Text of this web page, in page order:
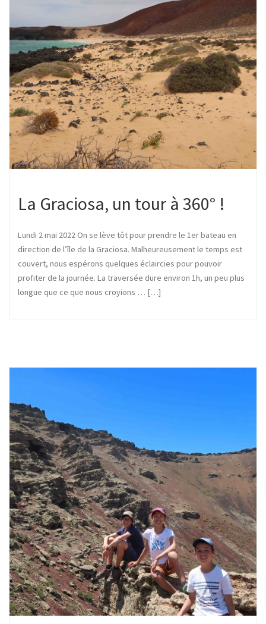
La Graciosa, un tour à 360° !
Lundi 2 mai 2022 On se lève tôt pour prendre le 1er bateau en
direction de l’île de la Graciosa. Malheureusement le temps est
couvert, nous espérons quelques éclaircies pour pouvoir
profiter de la journée. La traversée dure environ 1h, un peu plus
longue que ce que nous croyions … […]